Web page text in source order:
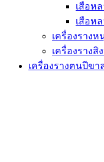
เสือห
เสือห
เครื่องราง
เครื่องรางสิ
เครื่องรางฅนปีขา